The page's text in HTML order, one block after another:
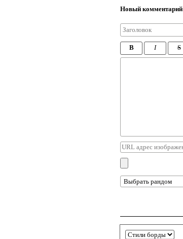
Новый комментарий
B I S